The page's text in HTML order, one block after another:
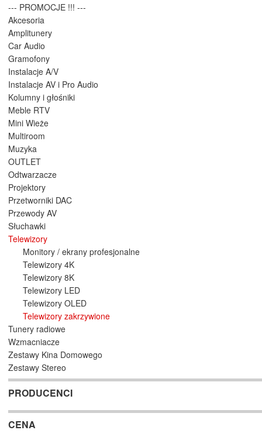
--- PROMOCJE !!! ---
Akcesoria
Amplitunery
Car Audio
Gramofony
Instalacje A/V
Instalacje AV i Pro Audio
Kolumny i głośniki
Meble RTV
Mini Wieże
Multiroom
Muzyka
OUTLET
Odtwarzacze
Projektory
Przetworniki DAC
Przewody AV
Słuchawki
Telewizory
Monitory / ekrany profesjonalne
Telewizory 4K
Telewizory 8K
Telewizory LED
Telewizory OLED
Telewizory zakrzywione
Tunery radiowe
Wzmacniacze
Zestawy Kina Domowego
Zestawy Stereo
PRODUCENCI
CENA